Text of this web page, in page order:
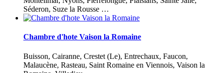
Séderon, Suze la Rousse …
Chambre d'hote Vaison la Romaine
Buisson, Cairanne, Crestet (Le), Entrechaux, Faucon,
Malaucène, Rasteau, Saint Romaine en Viennois, Vaison la